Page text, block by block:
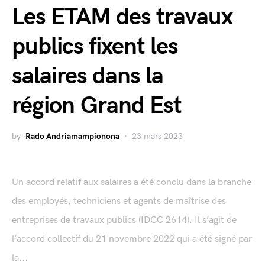
Les ETAM des travaux
publics fixent les
salaires dans la
région Grand Est
by Rado Andriamampionona 23 mars 2023
Un accord relatif aux salaires a été conclu dans la branche
des employés, techniciens et agents de maîtrise des
entreprises de travaux publics (IDCC 2614). Il s’agit de
l’accord collectif du 21 novembre 2022 qui a été signé par
la...